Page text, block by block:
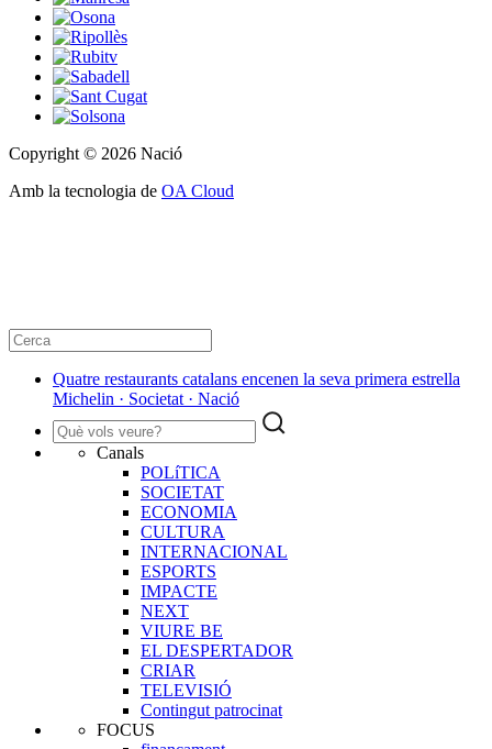
Copyright © 2026 Nació
Amb la tecnologia de OA Cloud
Quatre restaurants catalans encenen la seva primera estrella
Michelin · Societat · Nació
Canals
POLíTICA
SOCIETAT
ECONOMIA
CULTURA
INTERNACIONAL
ESPORTS
IMPACTE
NEXT
VIURE BE
EL DESPERTADOR
CRIAR
TELEVISIÓ
Contingut patrocinat
FOCUS